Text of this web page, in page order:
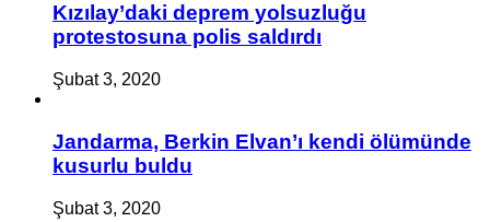
Kızılay’daki deprem yolsuzluğu
protestosuna polis saldırdı
Şubat 3, 2020
Jandarma, Berkin Elvan’ı kendi ölümünde
kusurlu buldu
Şubat 3, 2020